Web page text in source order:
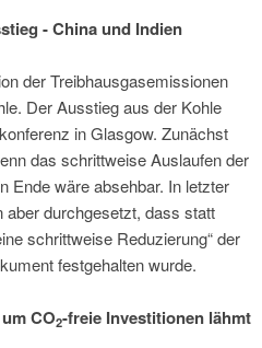
- China und Indien
der Treibhausgasemissionen
Der Ausstieg aus der Kohle
in Glasgow. Zunächst
das schrittweise Auslaufen der
Ende wäre absehbar. In letzter
aber durchgesetzt, dass statt
schrittweise Reduzierung“ der
festgehalten wurde.
CO2-freie Investitionen lähmt